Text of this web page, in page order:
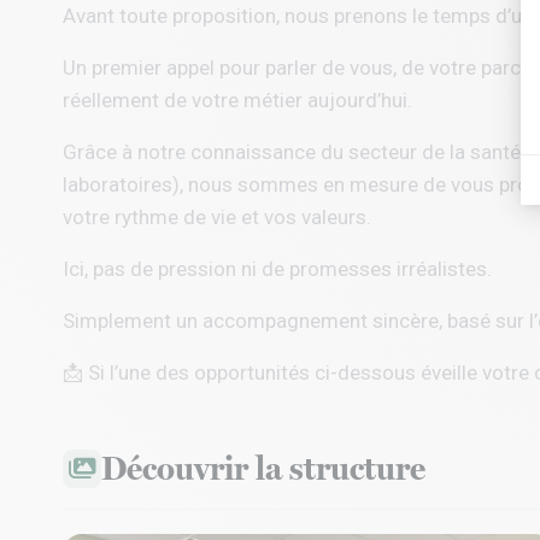
Avant toute proposition, nous prenons le temps
Un premier appel pour parler de vous, de votre
réellement de votre métier aujourd’hui.
Grâce à notre connaissance du secteur de la santé
laboratoires), nous sommes en mesure de vous
votre rythme de vie et vos valeurs.
Ici, pas de pression ni de promesses irréalistes.
Simplement un accompagnement sincère, basé sur
📩 Si l’une des opportunités ci-dessous éveille
Découvrir la structure